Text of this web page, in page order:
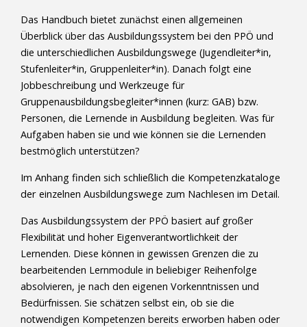
Das Handbuch bietet zunächst einen allgemeinen
Überblick über das Ausbildungssystem bei den PPÖ und
die unterschiedlichen Ausbildungswege (Jugendleiter*in,
Stufenleiter*in, Gruppenleiter*in). Danach folgt eine
Jobbeschreibung und Werkzeuge für
Gruppenausbildungsbegleiter*innen (kurz: GAB) bzw.
Personen, die Lernende in Ausbildung begleiten. Was für
Aufgaben haben sie und wie können sie die Lernenden
bestmöglich unterstützen?
Im Anhang finden sich schließlich die Kompetenzkataloge
der einzelnen Ausbildungswege zum Nachlesen im Detail.
Das Ausbildungssystem der PPÖ basiert auf großer
Flexibilität und hoher Eigenverantwortlichkeit der
Lernenden. Diese können in gewissen Grenzen die zu
bearbeitenden Lernmodule in beliebiger Reihenfolge
absolvieren, je nach den eigenen Vorkenntnissen und
Bedürfnissen. Sie schätzen selbst ein, ob sie die
notwendigen Kompetenzen bereits erworben haben oder